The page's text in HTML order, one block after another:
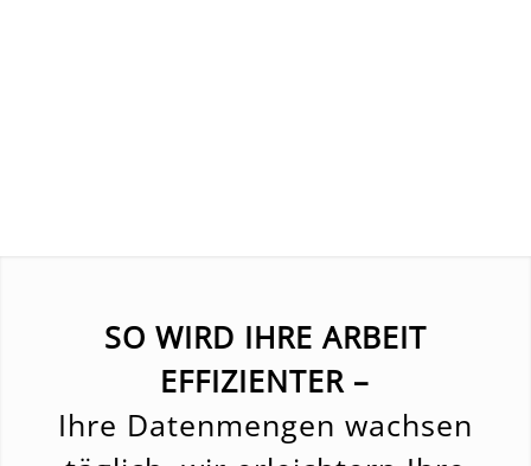
SO WIRD IHRE ARBEIT
EFFIZIENTER –
Ihre Datenmengen wachsen